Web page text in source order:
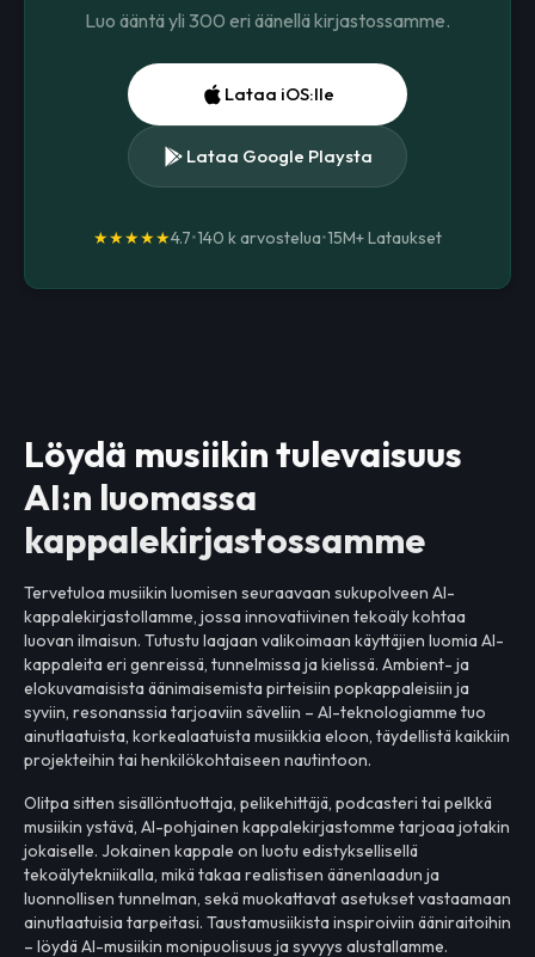
Luo ääntä yli 300 eri äänellä kirjastossamme.
Lataa iOS:lle
Lataa Google Playsta
★★★★★4.7•140 k arvostelua•15M+Lataukset
Löydä musiikin tulevaisuus
AI:n luomassa
kappalekirjastossamme
Tervetuloa musiikin luomisen seuraavaan sukupolveen AI-
kappalekirjastollamme, jossa innovatiivinen tekoäly kohtaa
luovan ilmaisun. Tutustu laajaan valikoimaan käyttäjien luomia AI-
kappaleita eri genreissä, tunnelmissa ja kielissä. Ambient- ja
elokuvamaisista äänimaisemista pirteisiin popkappaleisiin ja
syviin, resonanssia tarjoaviin säveliin – AI-teknologiamme tuo
ainutlaatuista, korkealaatuista musiikkia eloon, täydellistä kaikkiin
projekteihin tai henkilökohtaiseen nautintoon.
Olitpa sitten sisällöntuottaja, pelikehittäjä, podcasteri tai pelkkä
musiikin ystävä, AI-pohjainen kappalekirjastomme tarjoaa jotakin
jokaiselle. Jokainen kappale on luotu edistyksellisellä
tekoälytekniikalla, mikä takaa realistisen äänenlaadun ja
luonnollisen tunnelman, sekä muokattavat asetukset vastaamaan
ainutlaatuisia tarpeitasi. Taustamusiikista inspiroiviin ääniraitoihin
– löydä AI-musiikin monipuolisuus ja syvyys alustallamme.